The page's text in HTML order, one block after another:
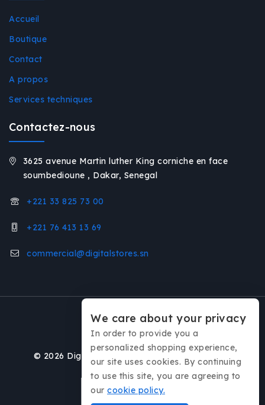
Accueil
Boutique
Contact
A propos
Services techniques
Contactez-nous
3625 avenue Martin luther King corniche en face
soumbedioune , Dakar, Senegal
+221 33 825 73 00
+221 76 413 13 69
commercial@digitalstores.sn
© 2026 Digital Stores / Réalisé parInterkative
We care about your privacy
In order to provide you a
personalized shopping experience,
our site uses cookies. By continuing
to use this site, you are agreeing to
our cookie policy.